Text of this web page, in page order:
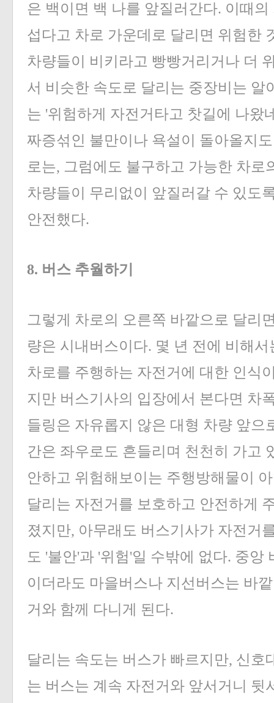
은 백이면 백 나를 앞질러간다. 이때
섭다고 차로 가운데로 달리면 위험한
차량들이 비키라고 빵빵거리거나 더
서 비슷한 속도로 달리는 중장비는 알
는 '위험하게 자전거타고 찻길에 나왔
짜증섞인 불만이나 욕설이 돌아올지
로는, 그럼에도 불구하고 가능한 차로
차량들이 무리없이 앞질러갈 수 있도
안전했다.
8. 버스 추월하기
그렇게 차로의 오른쪽 바깥으로 달리
량은 시내버스이다. 몇 년 전에 비해
차로를 주행하는 자전거에 대한 인식
지만 버스기사의 입장에서 본다면 차
들링은 자유롭지 않은 대형 차량 앞으
간은 좌우로도 흔들리며 천천히 가고
안하고 위험해보이는 주행방해물이
달리는 자전거를 보호하고 안전하게
졌지만, 아무래도 버스기사가 자전거
도 '불안'과 '위험'일 수밖에 없다. 중앙
이더라도 마을버스나 지선버스는 바
거와 함께 다니게 된다.
달리는 속도는 버스가 빠르지만, 신호
는 버스는 계속 자전거와 앞서거니 뒷